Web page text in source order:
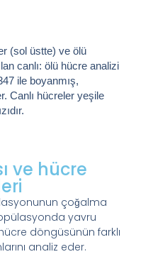
(sol üstte) ve ölü
canlı: ölü hücre analizi
ile boyanmış,
Canlı hücreler yeşile
ve hücre
çoğalma
yavru
döngüsünün farklı
analiz eder.